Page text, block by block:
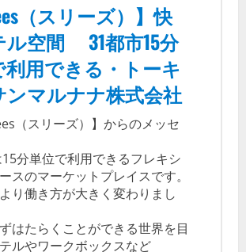
（スリーズ）】快
ル空間 31都市15分
用できる・トーキ
ンマルナナ株式会社
（スリーズ）】からのメッセ
分単位で利用できるフレキシ
スのマーケットプレイスです。
り働き方が大きく変わりまし
はたらくことができる世界を目
ルやワークボックスなど